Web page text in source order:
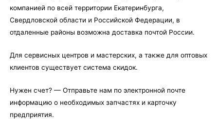
компанией по всей территории Екатеринбурга,
Свердловской области и Российской Федерации, в
отдаленные районы возможна доставка почтой России.
Для сервисных центров и мастерских, а также для оптовых
клиентов существует система скидок.
Нужен счет? — Отправьте нам по электронной почте
информацию о необходимых запчастях и карточку
предприятия.